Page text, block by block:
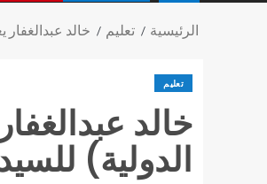
الرئيسية تعليم خالد عبدالغفار يعلن عن
تعليم
الدولية)